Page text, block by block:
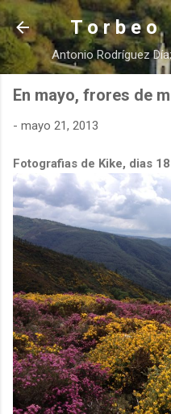
Ir al
T o r b e o
Antonio Rodríguez
En mayo, frores de
- mayo 21, 2013
Fotografias de Kike, dias